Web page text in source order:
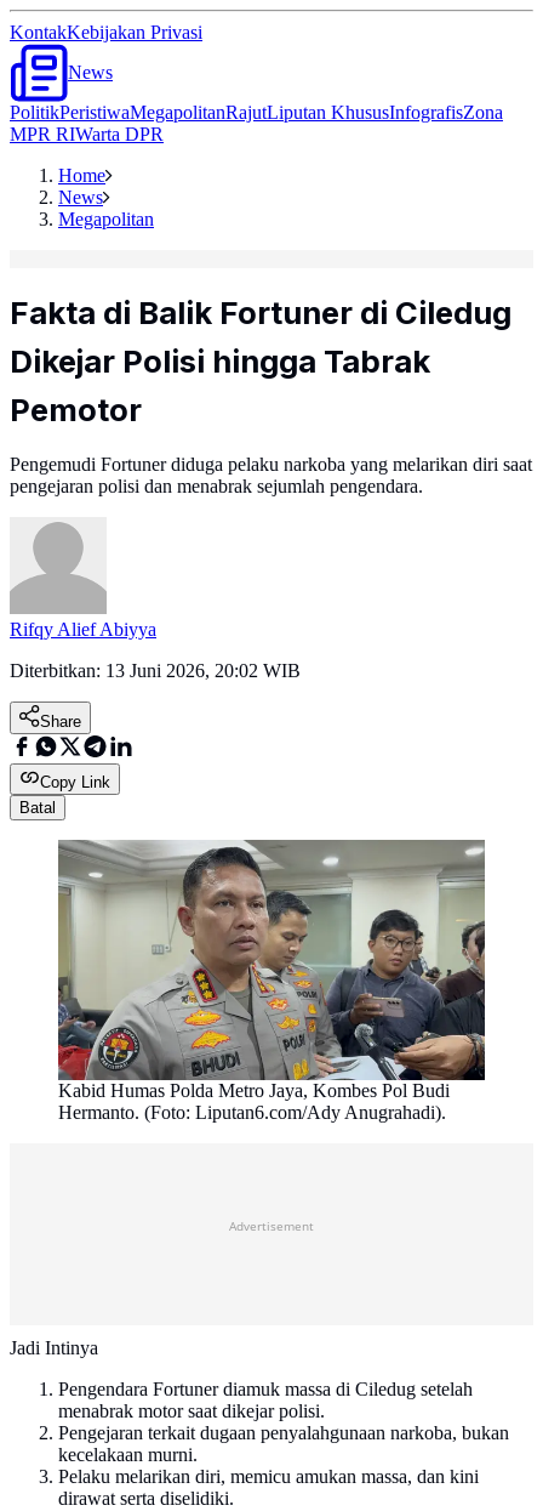
KontakKebijakan Privasi
News
PolitikPeristiwaMegapolitanRajutLiputan KhususInfografisZona
MPR RIWarta DPR
Home
News
Megapolitan
Fakta di Balik Fortuner di Ciledug
Dikejar Polisi hingga Tabrak
Pemotor
Pengemudi Fortuner diduga pelaku narkoba yang melarikan diri saat
pengejaran polisi dan menabrak sejumlah pengendara.
Rifqy Alief Abiyya
Diterbitkan: 13 Juni 2026, 20:02 WIB
Share
Copy Link
Batal
Kabid Humas Polda Metro Jaya, Kombes Pol Budi
Hermanto. (Foto: Liputan6.com/Ady Anugrahadi).
Advertisement
Jadi Intinya
Pengendara Fortuner diamuk massa di Ciledug setelah
menabrak motor saat dikejar polisi.
Pengejaran terkait dugaan penyalahgunaan narkoba, bukan
kecelakaan murni.
Pelaku melarikan diri, memicu amukan massa, dan kini
dirawat serta diselidiki.